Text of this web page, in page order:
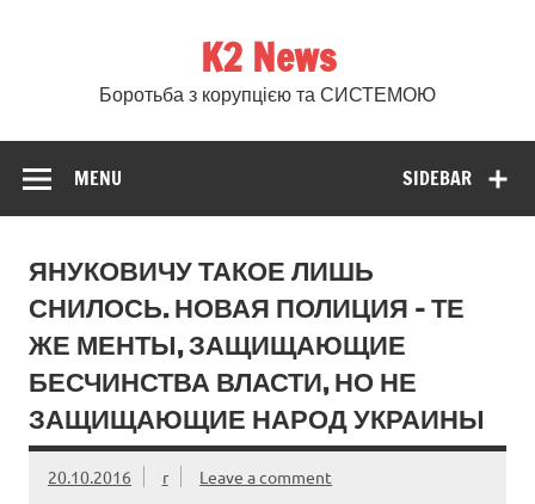
K2 News
Боротьба з корупцією та СИСТЕМОЮ
SIDEBAR
MENU
ЯНУКОВИЧУ ТАКОЕ ЛИШЬ
СНИЛОСЬ. НОВАЯ ПОЛИЦИЯ – ТЕ
ЖЕ МЕНТЫ, ЗАЩИЩАЮЩИЕ
БЕСЧИНСТВА ВЛАСТИ, НО НЕ
ЗАЩИЩАЮЩИЕ НАРОД УКРАИНЫ
20.10.2016 r Leave a comment